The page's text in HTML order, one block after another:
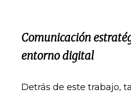
Comunicación
entorno digital
Detrás de este trabajo,